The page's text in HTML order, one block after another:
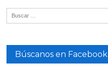
Búscanos en Facebook